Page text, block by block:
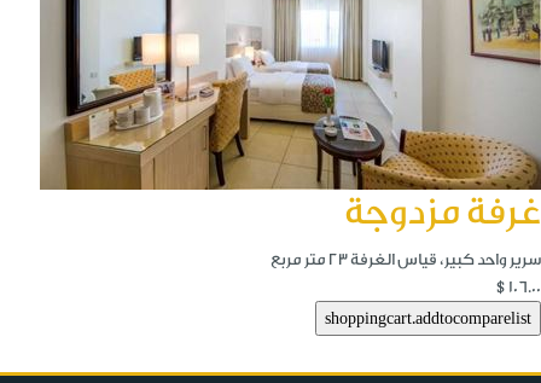
غرفة مزدوجة
سرير واحد كبير، قياس الغرفة 23 متر مربع
$106.00